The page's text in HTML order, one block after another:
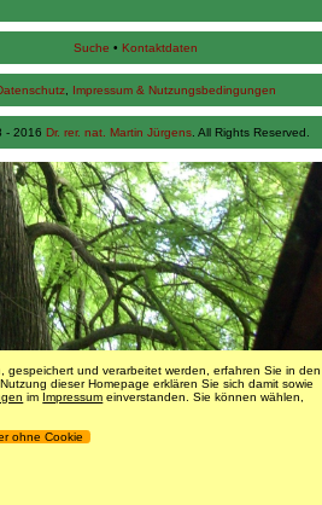
Suche • Kontaktdaten
Impressum & Nutzungsbedingungen
- 2016 Dr. rer. nat. Martin Jürgens . All Rights Reserved.
gespeichert und verarbeitet werden, erfahren Sie in den
Nutzung dieser Homepage erklären Sie sich damit sowie
im Impressum einverstanden. Sie können wählen,
ohne Cookie